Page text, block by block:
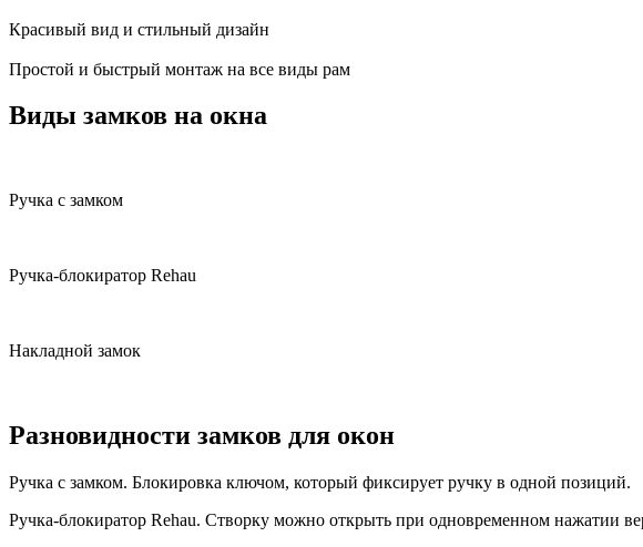
Красивый вид и стильный дизайн
Простой и быстрый монтаж на все виды рам
Виды замков на окна
Ручка с замком
Ручка-блокиратор Rehau
Накладной замок
Разновидности замков для окон
Ручка с замком. Блокировка ключом, который фиксирует ручку в одной позиций.
Ручка-блокиратор Rehau. Створку можно открыть при одновременном нажатии